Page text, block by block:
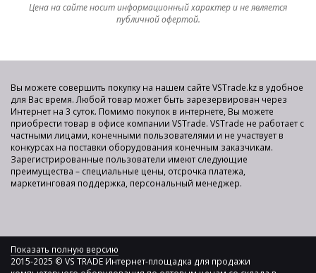
Цена на сайте носит информационный характер и не является
публичной офертой.
Вы можете совершить покупку на нашем сайте VSTrade.kz в удобное
для Вас время. Любой товар может быть зарезервирован через
Интернет на 3 суток. Помимо покупок в интернете, Вы можете
приобрести товар в офисе компании VSTrade. VSTrade не работает с
частными лицами, конечными пользователями и не участвует в
конкурсах на поставки оборудования конечным заказчикам.
Зарегистрированные пользователи имеют следующие
преимущества – специальные цены, отсрочка платежа,
маркетинговая поддержка, персональный менеджер.
Показать полную версию
2015-2025 © VS TRADE Интернет-площадка для продажи